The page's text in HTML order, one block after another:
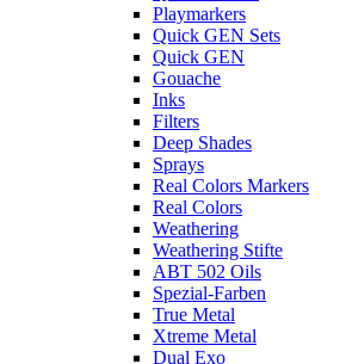
Playmarkers
Quick GEN Sets
Quick GEN
Gouache
Inks
Filters
Deep Shades
Sprays
Real Colors Markers
Real Colors
Weathering
Weathering Stifte
ABT 502 Oils
Spezial-Farben
True Metal
Xtreme Metal
Dual Exo